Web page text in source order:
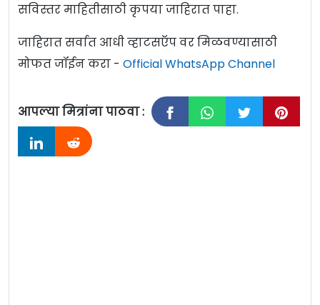
सविस्तर माहितीसाठी कृपया जाहिरात पाहा.
जाहिरात सर्वात आधी व्हाटसऍप वर मिळवण्यासाठी
मोफत जॉईन करा - Official WhatsApp Channel
आपल्या मित्रांना पाठवा :